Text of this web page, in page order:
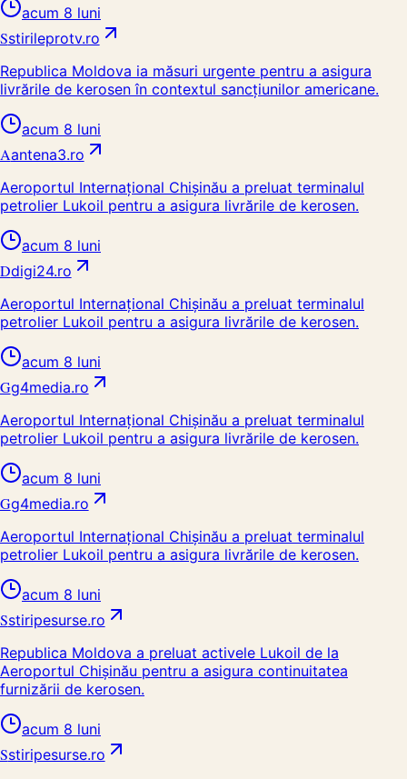
acum 8 luni
Sstirileprotv.ro
Republica Moldova ia măsuri urgente pentru a asigura
livrările de kerosen în contextul sancțiunilor americane.
acum 8 luni
Aantena3.ro
Aeroportul Internațional Chișinău a preluat terminalul
petrolier Lukoil pentru a asigura livrările de kerosen.
acum 8 luni
Ddigi24.ro
Aeroportul Internațional Chişinău a preluat terminalul
petrolier Lukoil pentru a asigura livrările de kerosen.
acum 8 luni
Gg4media.ro
Aeroportul Internațional Chişinău a preluat terminalul
petrolier Lukoil pentru a asigura livrările de kerosen.
acum 8 luni
Gg4media.ro
Aeroportul Internațional Chişinău a preluat terminalul
petrolier Lukoil pentru a asigura livrările de kerosen.
acum 8 luni
Sstiripesurse.ro
Republica Moldova a preluat activele Lukoil de la
Aeroportul Chișinău pentru a asigura continuitatea
furnizării de kerosen.
acum 8 luni
Sstiripesurse.ro